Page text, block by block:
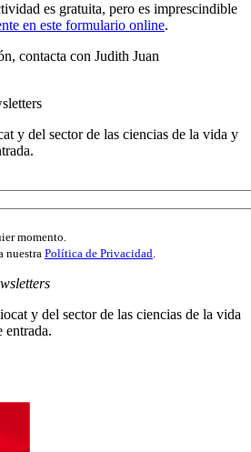
es gratuita, pero es imprescindible
en este formulario online.
contacta con Judith Juan
y del sector de las ciencias de la vida y
momento.
nuestra Política de Privacidad.
y del sector de las ciencias de la vida
entrada.